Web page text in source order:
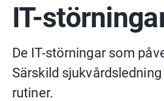
IT-
De IT-störningar som
Särskild
rutiner.